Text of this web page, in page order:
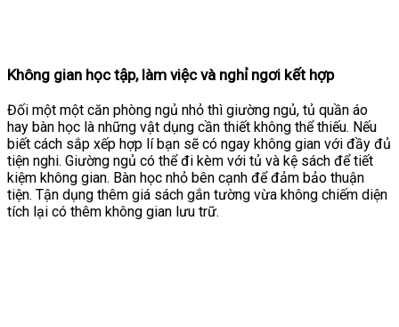
Không gian học tập, làm việc và nghỉ ngơi kết hợp
Đối một một căn phòng ngủ nhỏ thì giường ngủ, tủ quần áo
hay bàn học là những vật dụng cần thiết không thể thiếu. Nếu
biết cách sắp xếp hợp lí bạn sẽ có ngay không gian với đầy đủ
tiện nghi. Giường ngủ có thể đi kèm với tủ và kệ sách để tiết
kiệm không gian. Bàn học nhỏ bên cạnh để đảm bảo thuận
tiện. Tận dụng thêm giá sách gắn tường vừa không chiếm diện
tích lại có thêm không gian lưu trữ.